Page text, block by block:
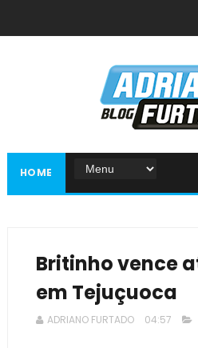
HOME
Britinho vence
em Tejuçuoca
ADRIANO FURTADO 04:57